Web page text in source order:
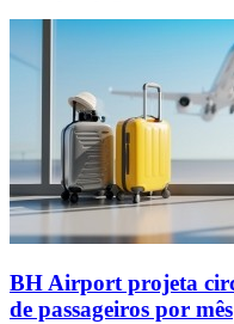
BH Airport projeta
de passageiros por mês